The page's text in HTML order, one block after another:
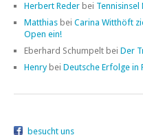
Herbert Reder bei Tennisinsel
Matthias bei Carina Witthöft
Open ein!
Eberhard Schumpelt bei Der
Henry bei Deutsche Erfolge in
besucht uns